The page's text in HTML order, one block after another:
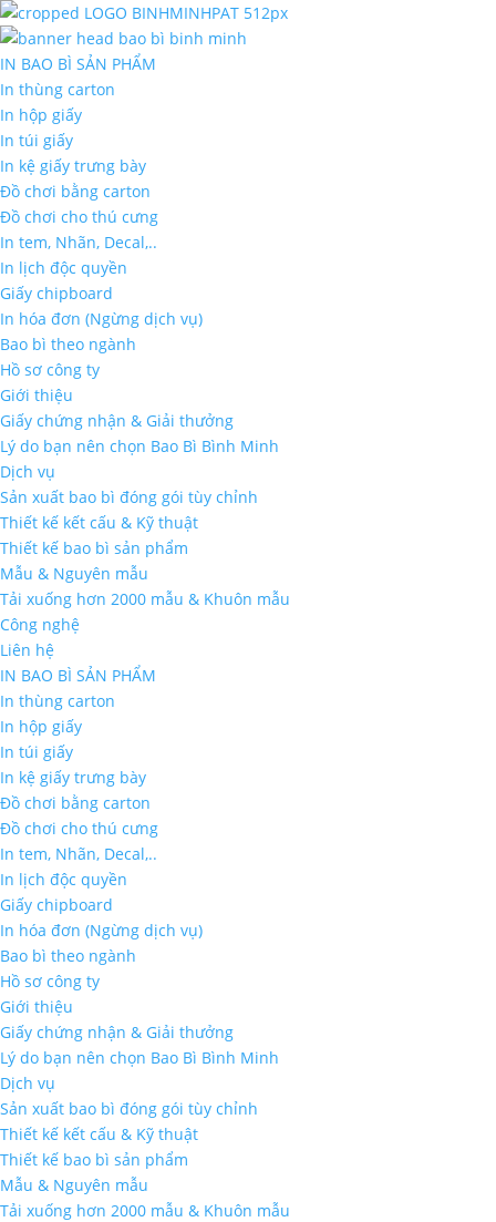
IN BAO BÌ SẢN PHẨM
In thùng carton
In hộp giấy
In túi giấy
In kệ giấy trưng bày
Đồ chơi bằng carton
Đồ chơi cho thú cưng
In tem, Nhãn, Decal,..
In lịch độc quyền
Giấy chipboard
In hóa đơn (Ngừng dịch vụ)
Bao bì theo ngành
Hồ sơ công ty
Giới thiệu
Giấy chứng nhận & Giải thưởng
Lý do bạn nên chọn Bao Bì Bình Minh
Dịch vụ
Sản xuất bao bì đóng gói tùy chỉnh
Thiết kế kết cấu & Kỹ thuật
Thiết kế bao bì sản phẩm
Mẫu & Nguyên mẫu
Tải xuống hơn 2000 mẫu & Khuôn mẫu
Công nghệ
Liên hệ
IN BAO BÌ SẢN PHẨM
In thùng carton
In hộp giấy
In túi giấy
In kệ giấy trưng bày
Đồ chơi bằng carton
Đồ chơi cho thú cưng
In tem, Nhãn, Decal,..
In lịch độc quyền
Giấy chipboard
In hóa đơn (Ngừng dịch vụ)
Bao bì theo ngành
Hồ sơ công ty
Giới thiệu
Giấy chứng nhận & Giải thưởng
Lý do bạn nên chọn Bao Bì Bình Minh
Dịch vụ
Sản xuất bao bì đóng gói tùy chỉnh
Thiết kế kết cấu & Kỹ thuật
Thiết kế bao bì sản phẩm
Mẫu & Nguyên mẫu
Tải xuống hơn 2000 mẫu & Khuôn mẫu